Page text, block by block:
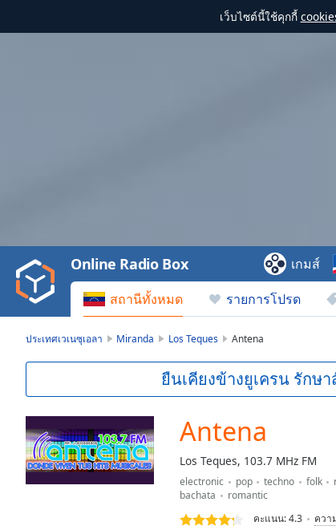
เว็บไซต์นี้ใช้คุกกี้
Video
Play
Backward
Skip
Current
Duration-:-
Loaded:
0.00%
Stream
สถานีทั้งหมด รายการโปรด
Online Radio Box เกมส์
ประเทศเวเนซุเอลา Miranda Los Teques Antena
ยืนเคียงข้างยูเครน รักษ
Antena
Los Teques, 103.7 MHz FM
electronic pop techno folk
bachata
romantic
คะแนน:4.3 ควา